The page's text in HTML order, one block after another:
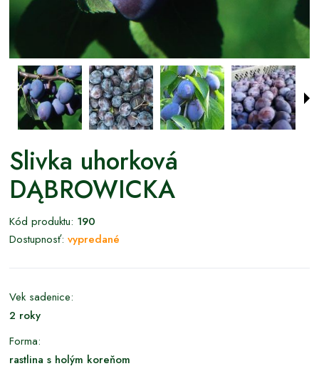
Slivka uhorková
DĄBROWICKA
Kód produktu: 190
Dostupnosť: vypredané
Vek sadenice:
2 roky
Forma:
rastlina s holým koreňom